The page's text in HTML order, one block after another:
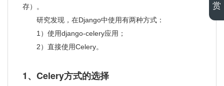
存）。
研究发现，在Django中使用有两种方式：
1）使用django-celery应用；
2）直接使用Celery。
1、Celery方式的选择
赏